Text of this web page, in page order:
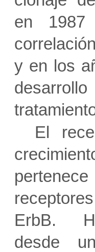
en 1987
y en los
El
ErbB.
desde